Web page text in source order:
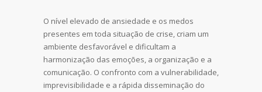
O nível elevado de ansiedade e os medos
presentes em toda situação de crise, criam um
ambiente desfavorável e dificultam a
harmonização das emoções, a organização e a
comunicação. O confronto com a vulnerabilidade,
imprevisibilidade e a rápida disseminação do